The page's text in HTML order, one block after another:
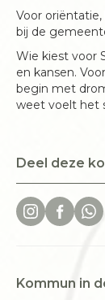
Voor
bij de
Wie kiest voor
en kansen.
begin met
weet voelt het
Deel deze
Kommun in